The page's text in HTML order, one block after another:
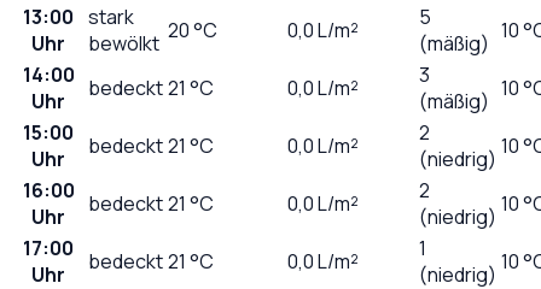
13:00
Uhr
stark
bewölkt 20°C 0,0L/m²
5
(mäßig) 10
14:00
Uhr
bedeckt21 °C 0,0L/m²
3
(mäßig) 10
15:00
Uhr
bedeckt21 °C 0,0L/m²
2
(niedrig) 10
16:00
Uhr
bedeckt21 °C 0,0L/m²
2
(niedrig) 10
17:00
Uhr
bedeckt21 °C 0,0L/m²
1
(niedrig) 10